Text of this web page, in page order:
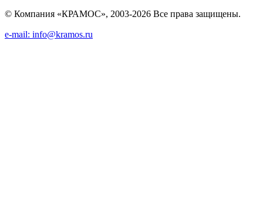
© Компания «КРАМОС», 2003-2026 Все права защищены.
e-mail: info@kramos.ru